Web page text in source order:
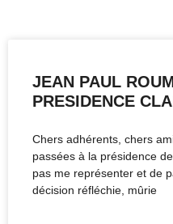
JEAN PAUL
PRESIDENCE
Chers adhérents, chers
passées à la présidence
pas me représenter et de
décision réfléchie, mûrie